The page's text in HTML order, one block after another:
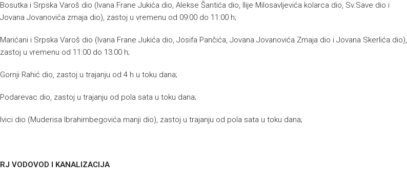
Bosutka i Srpska Varoš dio (Ivana Frane Jukića dio, Alekse Šantića dio, Ilije Milosavljevića kolarca dio, Sv.Save dio i
Jovana Jovanovića zmaja dio), zastoj u vremenu od 09:00 do 11:00 h;
Marićani i Srpska Varoš dio (Ivana Frane Jukića dio, Josifa Pančića, Jovana Jovanovića Zmaja dio i Jovana Skerlića dio),
zastoj u vremenu od 11:00 do 13:00 h;
Gornji Rahić dio, zastoj u trajanju od 4 h u toku dana;
Podarevac dio, zastoj u trajanju od pola sata u toku dana;
Ivici dio (Muderisa Ibrahimbegovića manji dio), zastoj u trajanju od pola sata u toku dana;
RJ VODOVOD I KANALIZACIJA